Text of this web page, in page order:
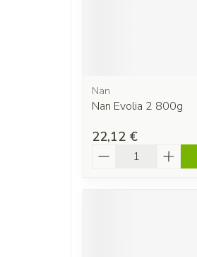
Nan
Nan Evolia 2 800g
22,12 €
Quantité